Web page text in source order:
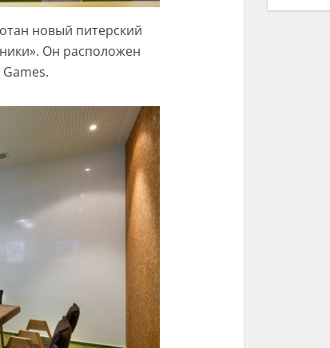
новый питерский
Он расположен